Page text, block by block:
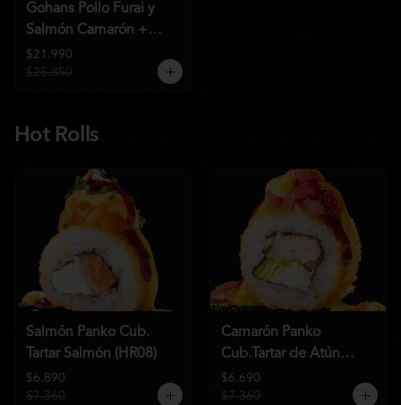
Gohans Pollo Furai y
Salmón Camarón +
2QC
$21.990
$25.850
Hot Rolls
Salmón Panko Cub.
Tartar Salmón (HR08)
$6.890
$7.360
Camarón Panko
Cub.Tartar de Atún
(HR07)
$6.690
$7.360